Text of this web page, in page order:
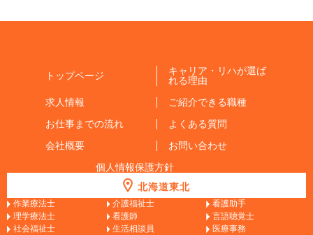
トップページ
キャリア・リハが選ば
れる理由
求人情報
ご紹介できる職種
お仕事までの流れ
よくある質問
会社概要
お問い合わせ
個人情報保護方針
北海道東北
作業療法士 介護福祉士
看護助手
理学療法士
看護師
言語聴覚士
社会福祉士
生活相談員
医療事務